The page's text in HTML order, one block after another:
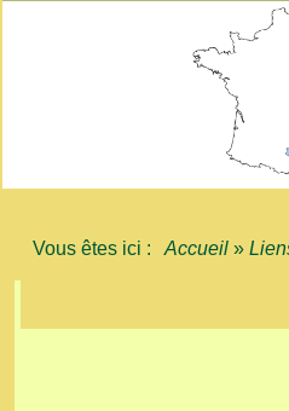
Vous êtes ici : Accueil »